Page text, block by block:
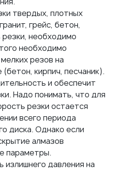
твердых, плотных
грейс, бетон,
необходимо
необходимо
резов на
кирпич, песчаник).
и обеспечит
Надо понимать, что для
резки остается
всего периода
диска. Однако если
алмазов
параметры.
давления на